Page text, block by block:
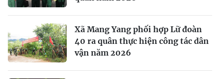
Xã Mang Yang phối hợp Lữ đoàn
40 ra quân thực hiện công tác dân
vận năm 2026